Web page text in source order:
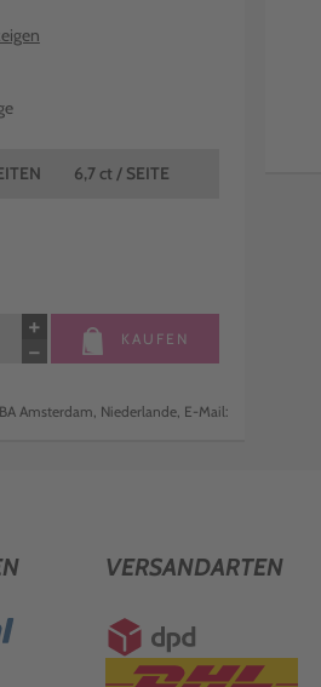
6,7 ct / SEITE
−
+ KAUFEN
Amsterdam, Niederlande, E-Mail:
VERSANDARTEN